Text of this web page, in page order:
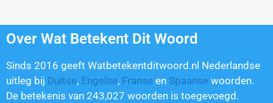
Over Wat Betekent Dit Woord
Sinds 2016 geeft Watbetekentditwoord.nl Nederlandse
uitleg bij Duitse, Engelse, Franse en Spaanse woorden.
De betekenis van 243,027 woorden is toegevoegd.